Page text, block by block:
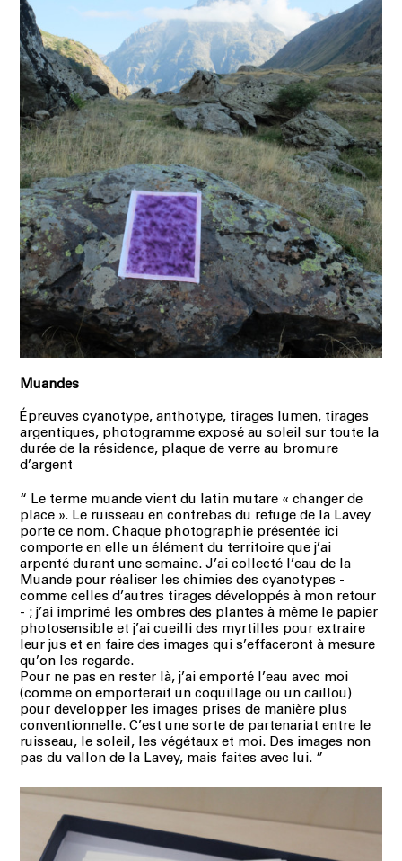
Muandes
Épreuves cyanotype, anthotype, tirages lumen, tirages
argentiques, photogramme exposé au soleil sur toute la
durée de la résidence, plaque de verre au bromure
d’argent
“ Le terme muande vient du latin mutare « changer de
place ». Le ruisseau en contrebas du refuge de la Lavey
porte ce nom. Chaque photographie présentée ici
comporte en elle un élément du territoire que j’ai
arpenté durant une semaine. J’ai collecté l’eau de la
Muande pour réaliser les chimies des cyanotypes -
comme celles d’autres tirages développés à mon retour
- ; j’ai imprimé les ombres des plantes à même le papier
photosensible et j’ai cueilli des myrtilles pour extraire
leur jus et en faire des images qui s’effaceront à mesure
qu’on les regarde.
Pour ne pas en rester là, j’ai emporté l’eau avec moi
(comme on emporterait un coquillage ou un caillou)
pour developper les images prises de manière plus
conventionnelle. C’est une sorte de partenariat entre le
ruisseau, le soleil, les végétaux et moi. Des images non
pas du vallon de la Lavey, mais faites avec lui. ”